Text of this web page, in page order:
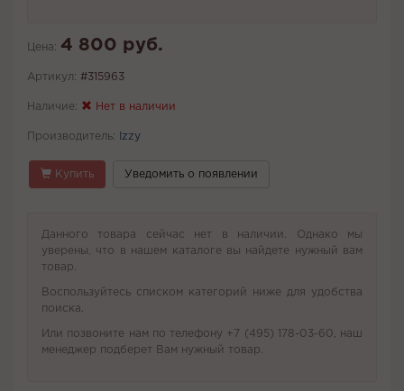
Цена: 4 800 руб.
Артикул: #315963
Наличие: Нет в наличии
Производитель: Izzy
Купить Уведомить о появлении
Данного товара сейчас нет в наличии. Однако мы
уверены, что в нашем каталоге вы найдете нужный вам
товар.
Воспользуйтесь списком категорий ниже для удобства
поиска.
Или позвоните нам по телефону +7 (495) 178-03-60, наш
менеджер подберет Вам нужный товар.